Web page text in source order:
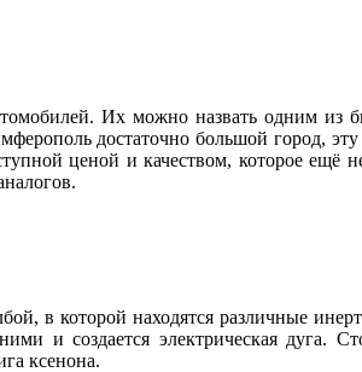
Их можно назвать одним из
достаточно большой город,
ценой и качеством, которое ещё
аналогов.
в которой находятся различные
и создается электрическая дуга.
ксенона.